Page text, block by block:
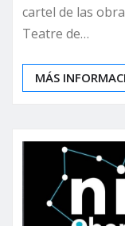
cartel de las
Teatre de…
MÁS